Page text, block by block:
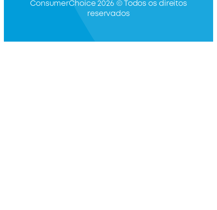
ConsumerChoice 2026 © Todos os direitos
reservados